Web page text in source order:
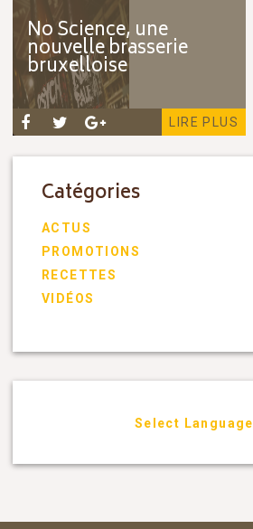
No Science, une
nouvelle brasserie
bruxelloise
LIRE PLUS
Catégories
ACTUS
PROMOTIONS
RECETTES
VIDÉOS
Select Language